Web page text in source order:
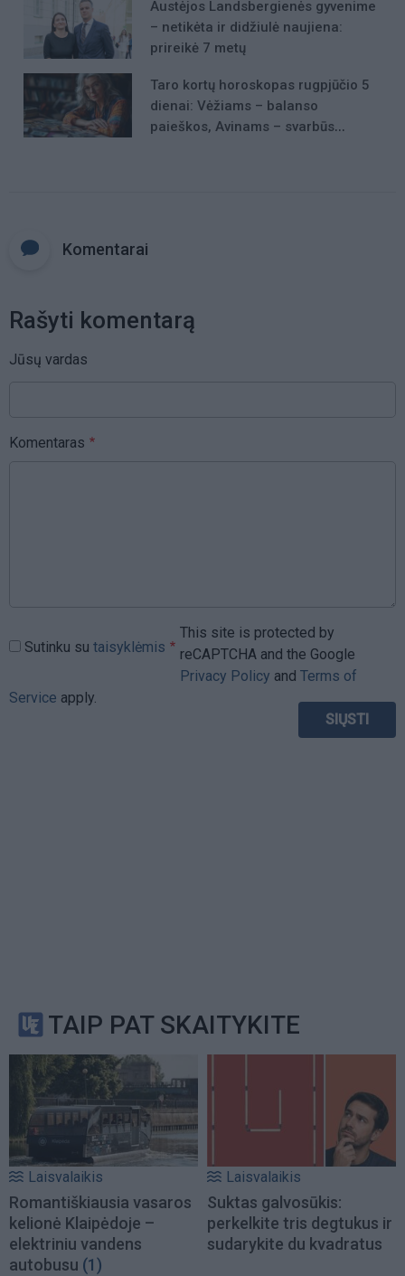
Austėjos Landsbergienės gyvenime
– netikėta ir didžiulė naujiena:
prireikė 7 metų
Taro kortų horoskopas rugpjūčio 5
dienai: Vėžiams – balanso
paieškos, Avinams – svarbūs
Komentarai
Rašyti komentarą
Jūsų vardas
Komentaras
Sutinku su taisyklėmis
This site is protected by
reCAPTCHA and the Google
Privacy Policy and Terms of
Service apply.
TAIP PAT SKAITYKITE
Laisvalaikis
Romantiškiausia vasaros
kelionė Klaipėdoje –
elektriniu vandens
autobusu (1)
Laisvalaikis
Suktas galvosūkis:
perkelkite tris degtukus ir
sudarykite du kvadratus